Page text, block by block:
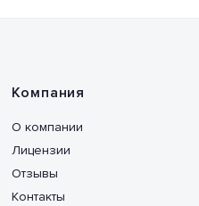
Компания
О компании
Лицензии
Отзывы
Контакты